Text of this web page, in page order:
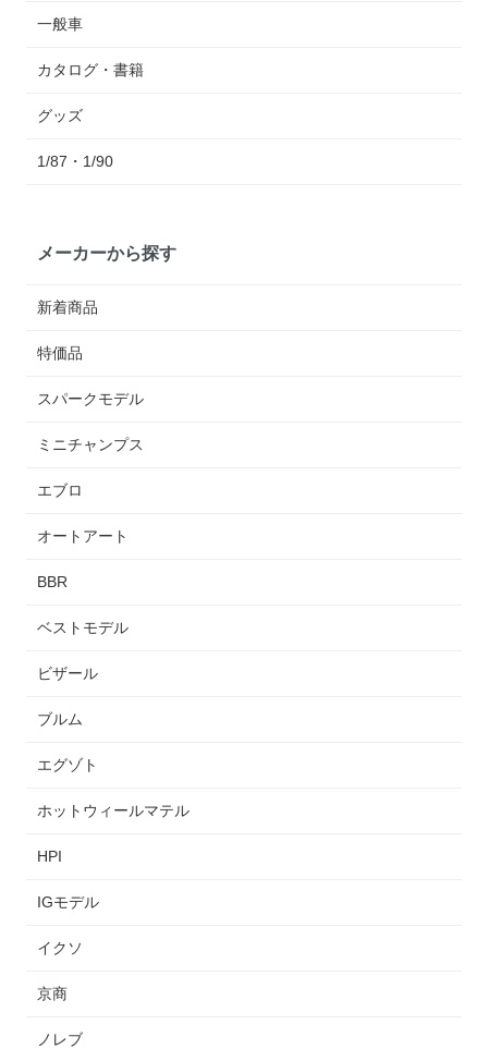
一般車
カタログ・書籍
グッズ
1/87・1/90
メーカーから探す
新着商品
特価品
スパークモデル
ミニチャンプス
エブロ
オートアート
BBR
ベストモデル
ビザール
ブルム
エグゾト
ホットウィールマテル
HPI
IGモデル
イクソ
京商
ノレブ